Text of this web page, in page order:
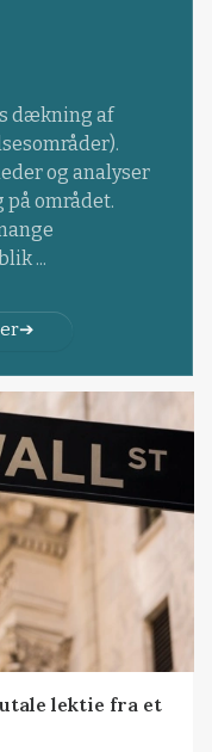
dækning af
og analyser
området.
...
lektie fra et